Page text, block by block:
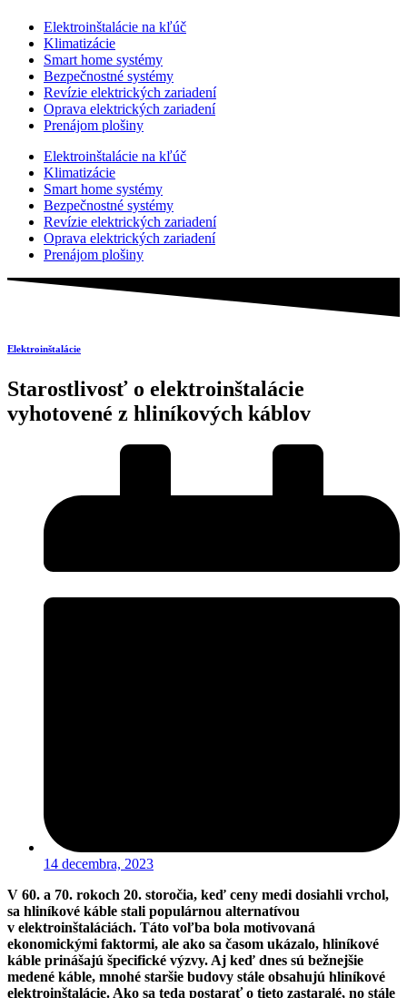
Elektroinštalácie na kľúč
Klimatizácie
Smart home systémy
Bezpečnostné systémy
Revízie elektrických zariadení
Oprava elektrických zariadení
Prenájom plošiny
Elektroinštalácie na kľúč
Klimatizácie
Smart home systémy
Bezpečnostné systémy
Revízie elektrických zariadení
Oprava elektrických zariadení
Prenájom plošiny
Elektroinštalácie
Starostlivosť o elektroinštalácie
vyhotovené z hliníkových káblov
14 decembra, 2023
V 60. a 70. rokoch 20. storočia, keď ceny medi dosiahli vrchol,
sa hliníkové káble stali populárnou alternatívou
v elektroinštaláciách. Táto voľba bola motivovaná
ekonomickými faktormi, ale ako sa časom ukázalo, hliníkové
káble prinášajú špecifické výzvy. Aj keď dnes sú bežnejšie
medené káble, mnohé staršie budovy stále obsahujú hliníkové
elektroinštalácie. Ako sa teda postarať o tieto zastaralé, no stále